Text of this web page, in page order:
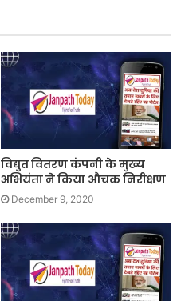
विद्युत वितरण कंपनी के मुख्य
अभियंता ने किया औचक निरीक्षण
December 9, 2020